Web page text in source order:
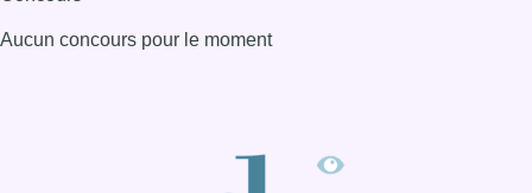
Aucun concours pour le moment